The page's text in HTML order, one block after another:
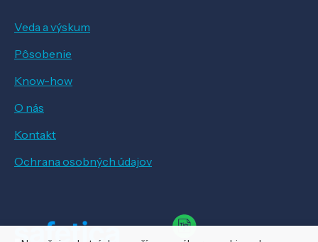
Veda a výskum
Pôsobenie
Know-how
O nás
Kontakt
Ochrana osobných údajov